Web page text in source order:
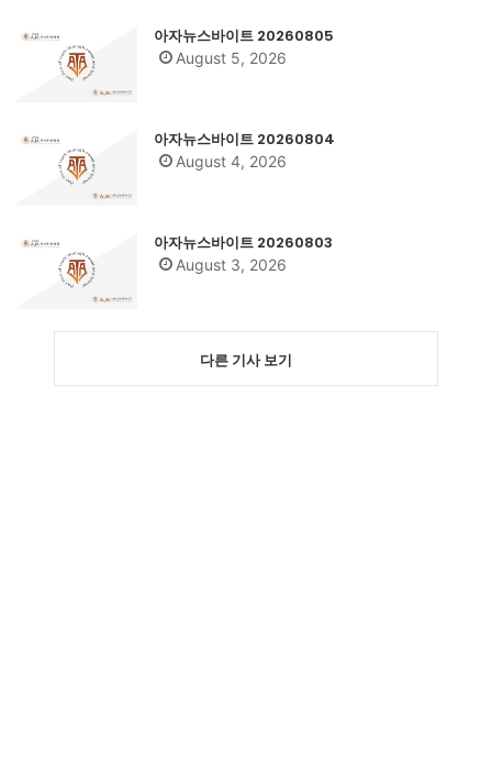
아자뉴스바이트 20260805
August 5, 2026
아자뉴스바이트 20260804
August 4, 2026
아자뉴스바이트 20260803
August 3, 2026
다른 기사 보기